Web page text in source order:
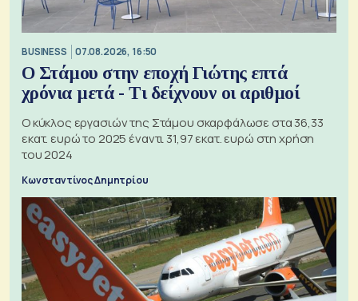
BUSINESS 07.08.2026, 16:50
Ο Στάμου στην εποχή Γιώτης επτά
χρόνια μετά - Τι δείχνουν οι αριθμοί
Ο κύκλος εργασιών της Στάμου σκαρφάλωσε στα 36,33
εκατ. ευρώ το 2025 έναντι 31,97 εκατ. ευρώ στη χρήση
του 2024
Κωνσταντίνος Δημητρίου